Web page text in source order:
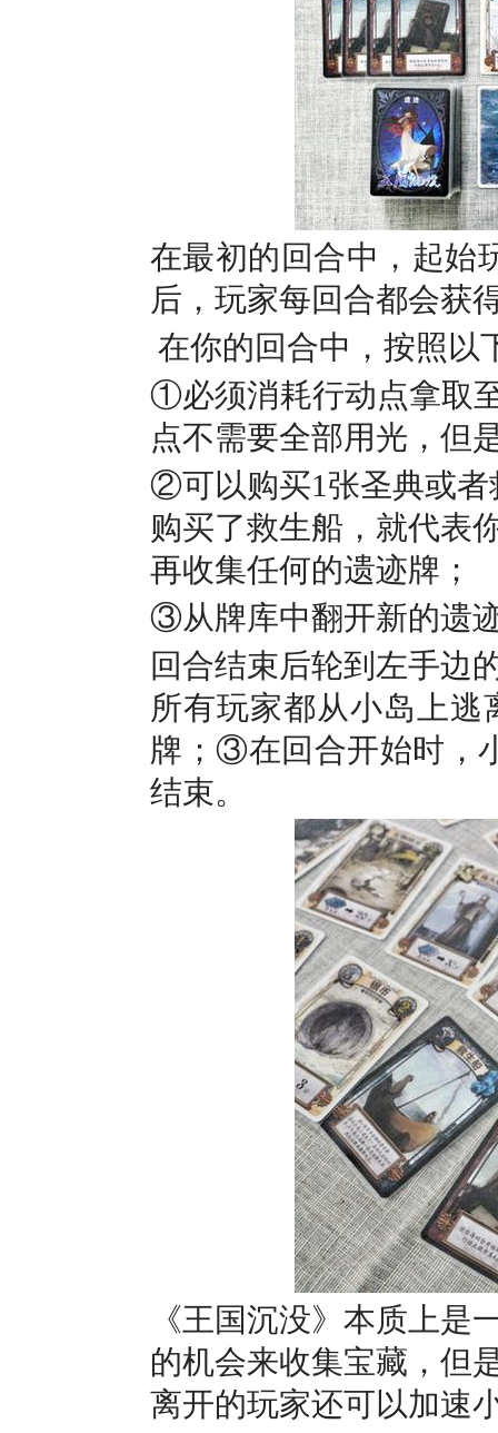
在最初的回合中，起始
后，玩家每回合都会获
在你的回合中，按照以
①必须消耗行动点拿取
点不需要全部用光，但
②可以购买1张圣典或者
购买了救生船，就代表
再收集任何的遗迹牌；
③从牌库中翻开新的遗
回合结束后轮到左手边
所有玩家都从小岛上
牌；③在回合开始时，
结束。
《王国沉没》本质上
的机会来收集宝藏，但
离开的玩家还可以加速